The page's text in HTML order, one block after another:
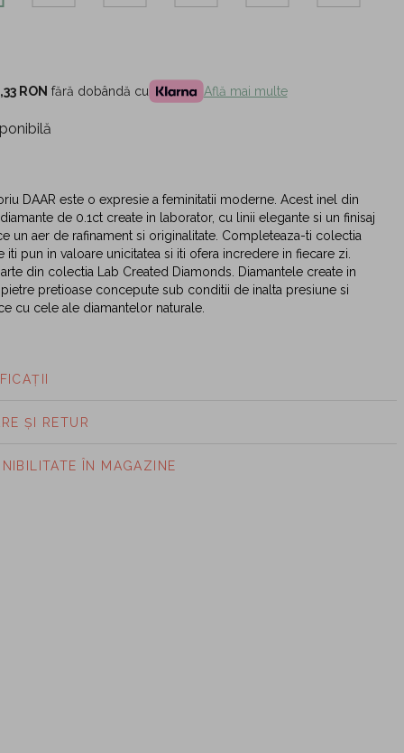
RON fără dobândă cu Află mai multe
DAAR este o expresie a feminitatii moderne. Acest inel din
de 0.1ct create in laborator, cu linii elegante si un finisaj
un aer de rafinament si originalitate. Completeaza-ti colectia
iti pun in valoare unicitatea si iti ofera incredere in fiecare zi.
din colectia Lab Created Diamonds. Diamantele create in
pretioase concepute sub conditii de inalta presiune si
cu cele ale diamantelor naturale.
ȘI RETUR
ÎN MAGAZINE